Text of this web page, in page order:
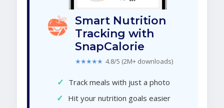
Smart Nutrition
Tracking with
SnapCalorie
★★★★★ 4.8/5 (2M+ downloads)
✓ Track meals with just a photo
✓ Hit your nutrition goals easier